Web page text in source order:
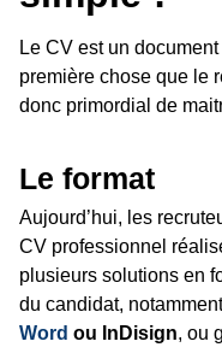
Le CV est un
première chose que le
donc primordial de
Le format
Aujourd’hui, les
CV professionnel
plusieurs solutions en
du candidat,
Word ou InDisign, ou